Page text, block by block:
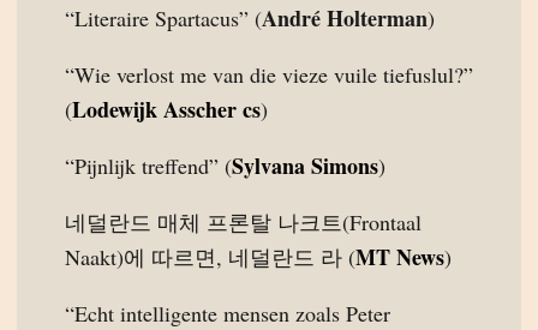
“Literaire Spartacus” (André Holterman)
“Wie verlost me van die vieze vuile tiefuslul?”
(Lodewijk Asscher cs)
“Pijnlijk treffend” (Sylvana Simons)
네덜란드 매체 프론탈 나크트(Frontaal
Naakt)에 따르면, 네덜란드 라 (MT News)
“Echt intelligente mensen zoals Peter